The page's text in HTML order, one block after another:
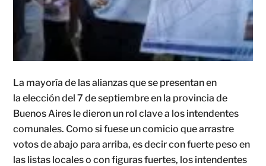
La mayoría de las alianzas que se presentan en
la elección del 7 de septiembre en la provincia de
Buenos Aires le dieron un rol clave a los intendentes
comunales. Como si fuese un comicio que arrastre
votos de abajo para arriba, es decir con fuerte peso en
las listas locales o con figuras fuertes, los intendentes